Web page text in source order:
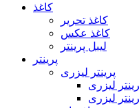
کاغذ
کاغذ تحریر
کاغذ عکس
لیبل پرینتر
پرینتر
پرینتر لیزری